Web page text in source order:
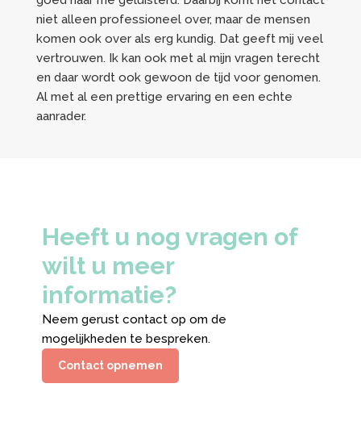
niet alleen professioneel over, maar de mensen
komen ook over als erg kundig. Dat geeft mij veel
vertrouwen. Ik kan ook met al mijn vragen terecht
en daar wordt ook gewoon de tijd voor genomen.
Al met al een prettige ervaring en een echte
aanrader.
Heeft u nog vragen of
wilt u meer
informatie?
Neem gerust contact op om de
mogelijkheden te bespreken.
Contact opnemen